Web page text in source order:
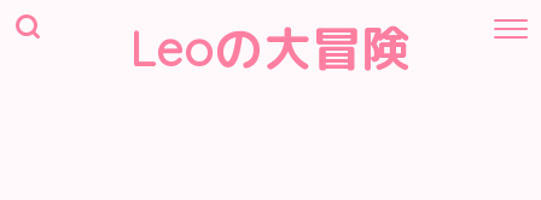
Leoの大冒険